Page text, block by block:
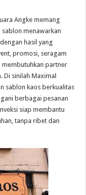
Angke memang
sablon menawarkan
hasil yang
promosi, seragam
membutuhkan partner
Di sinilah Maximal
sablon kaos berkualitas
berbagai pesanan
siap membantu
tanpa ribet dan